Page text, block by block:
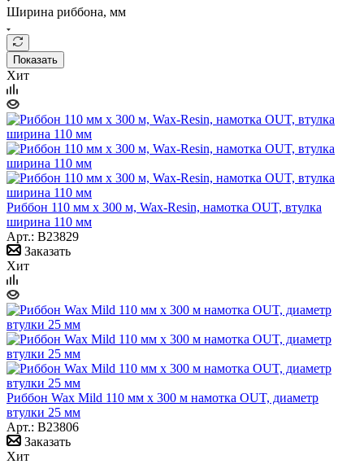
Ширина риббона, мм
Показать
Хит
Риббон 110 мм х 300 м, Wax-Resin, намотка OUT, втулка
ширина 110 мм
Арт.: B23829
Заказать
Хит
Риббон Wax Mild 110 мм x 300 м намотка OUT, диаметр
втулки 25 мм
Арт.: B23806
Заказать
Хит